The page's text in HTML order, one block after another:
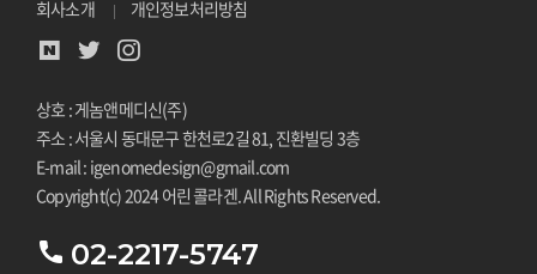
회사소개 개인정보처리방침
상호 : 게놈앤메디신(주)
주소 : 서울시 동대문구 한천로2길 81, 진환빌딩 3층
E-mail : igenomedesign@gmail.com
Copyright(c) 2024 어린 콜라겐. All Rights Reserved.
02-2217-5747